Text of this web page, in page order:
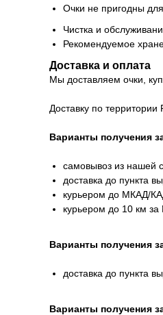
Очки не пригодны
Чистка и
Рекомендуемое
Доставка и оплата
Мы доставляем очки,
Доставку по
Варианты получения
самовывоз из нашей
доставка до пункта
курьером до МКАД/
курьером до 10 км
Варианты получения
доставка до пункта
Варианты получения